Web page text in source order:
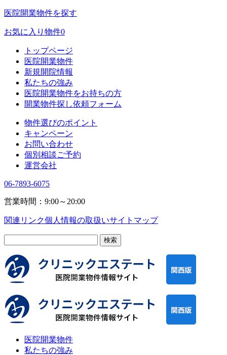
医院開業物件を探す
お気に入り物件0
トップページ
医院開業物件
新規開院情報
私たちの強み
医院開業物件をお持ちの方
開業物件探し依頼フォーム
物件選びのポイント
キャンペーン
お問い合わせ
個別相談ご予約
運営会社
06-7893-6075
営業時間：9:00～20:00
関連リンク個人情報の取扱いサイトマップ
医院開業物件
私たちの強み